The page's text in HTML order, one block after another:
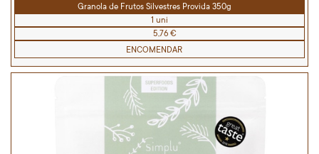
Granola de Frutos Silvestres Provida 350g
1 uni
5,76 €
ENCOMENDAR